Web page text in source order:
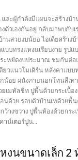
ะผู้กำลังมีแผนจะสร้างบ้
ตัวเองกันอยู่ กลับมาพบกับเ
นสวยงบน้ยอ ไอเดียสร้าง
บบทรงแหงนเรียบง่าย รูป
ระหยัดงบประมาณ ชมกันต่
วแนวโมเดิร์น หลังคาแบบ
น้อย ผนังภายนอกโทนสีเ
ยเมทัลชีท ปูพื้นด้วยกระเบื้
นด้วย รอบตัวบ้านเทด้วยพื้
างขวาง ปูพื้นห้องด้วยกระ
าน์เตอร์ปูน...
งนขนาดเล็ก 2